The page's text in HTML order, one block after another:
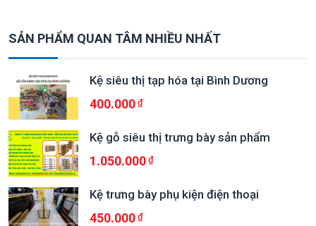
SẢN PHẨM QUAN TÂM NHIỀU NHẤT
Kệ siêu thị tạp hóa tại Bình Dương
400.000
Kệ gỗ siêu thị trưng bày sản phẩm
1.050.000
Kệ trưng bày phụ kiện điện thoại
450.000